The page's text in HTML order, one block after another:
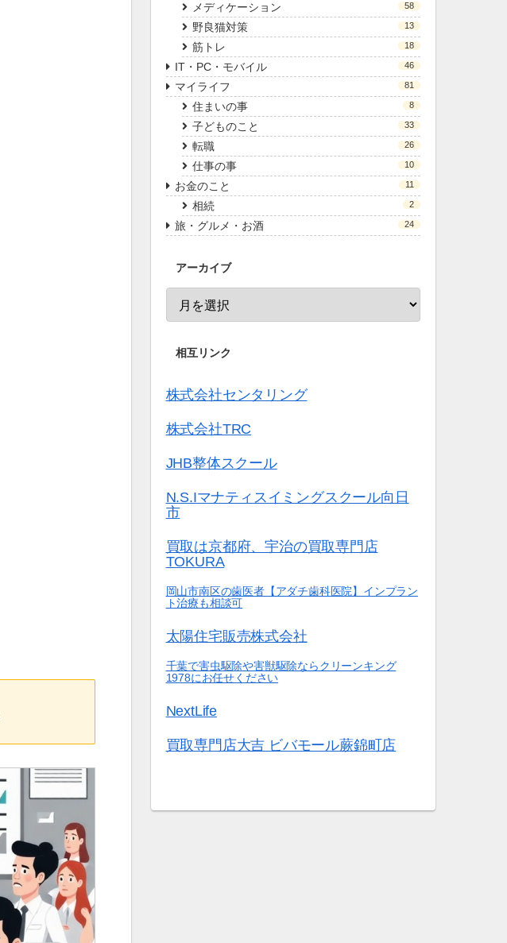
メディケーション 58
野良猫対策 13
筋トレ 18
IT・PC・モバイル 46
マイライフ 81
住まいの事 8
子どものこと 33
転職 26
仕事の事 10
お金のこと 11
相続 2
旅・グルメ・お酒 24
アーカイブ
相互リンク
株式会社センタリング
株式会社TRC
JHB整体スクール
N.S.Iマナティスイミングスクール向日
市
買取は京都府、宇治の買取専門店
TOKURA
岡山市南区の歯医者【アダチ歯科医院】インプラン
ト治療も相談可
太陽住宅販売株式会社
千葉で害虫駆除や害獣駆除ならクリーンキング
1978にお任せください
NextLife
買取専門店大吉 ビバモール蕨錦町店